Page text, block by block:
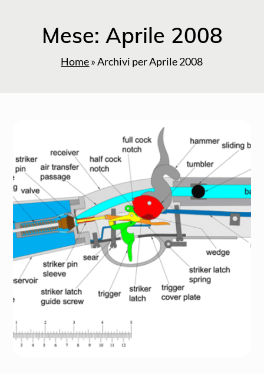
Mese: Aprile 2008
Home»Archivi per Aprile 2008